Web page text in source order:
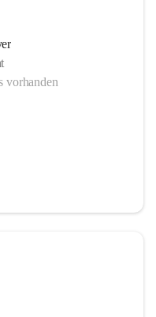
vorhanden